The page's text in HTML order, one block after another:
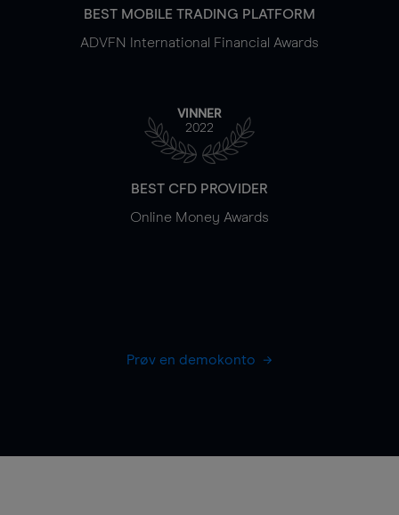
BEST MOBILE TRADING PLATFORM
ADVFN International Financial Awards
VINNER
2022
BEST CFD PROVIDER
Online Money Awards
Prøv en demokonto